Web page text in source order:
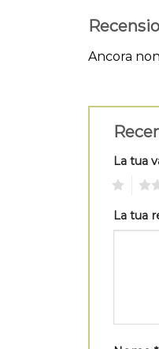
Ancora
La tua
La tua